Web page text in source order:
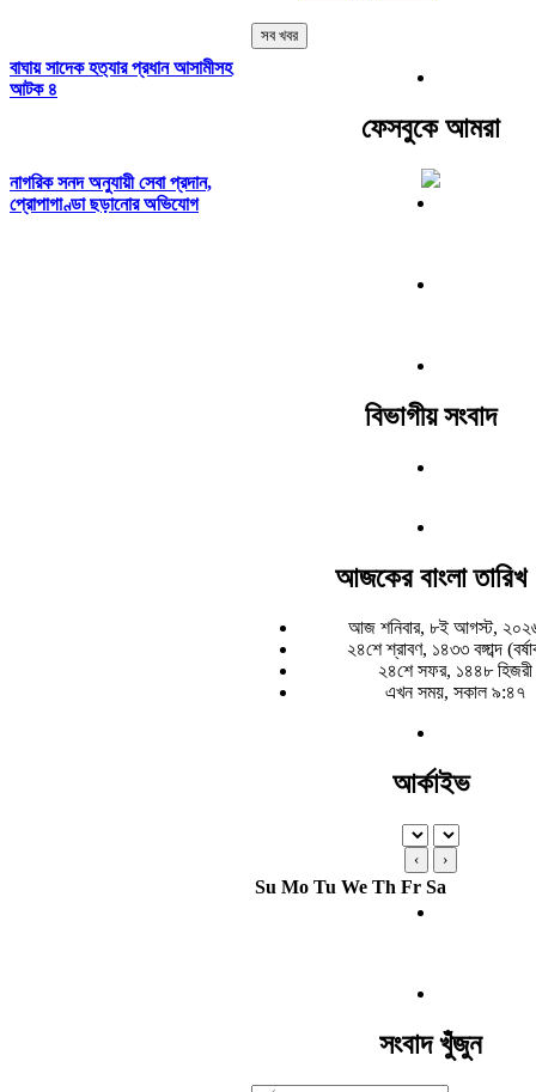
বাঘায় সাদেক হত‍্যার প্রধান আসামীসহ
আটক ৪
নাগরিক সনদ অনুযায়ী সেবা প্রদান,
প্রোপাগাণ্ডা ছড়ানোর অভিযোগ
সব খবর
ফেসবুকে আমরা
বিভাগীয় সংবাদ
আজকের বাংলা তারিখ
আজ শনিবার, ৮ই আগস্ট,
২৪শে শ্রাবণ, ১৪৩৩ বঙ্গাব্দ
২৪শে সফর, ১৪৪৮ হিজরী
এখন সময়, সকাল ৯:৪৭
আর্কাইভ
‹ ›
Su Mo Tu We Th Fr Sa
সংবাদ খুঁজুন